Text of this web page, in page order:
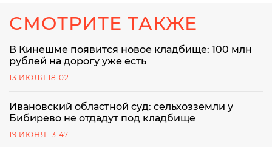
СМОТРИТЕ ТАКЖЕ
В Кинешме появится новое кладбище: 100 млн
рублей на дорогу уже есть
13 ИЮЛЯ 18:02
Ивановский областной суд: сельхозземли у
Бибирево не отдадут под кладбище
19 ИЮНЯ 13:47